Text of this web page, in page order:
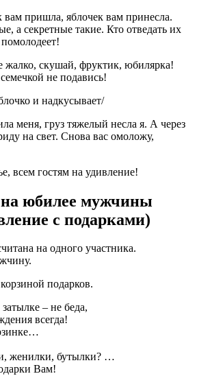
вам пришла, яблочек вам принесла.
а секретные такие. Кто отведать их
жалко, скушай, фруктик, юбилярка!
не подавись!
и надкусывает/
меня, груз тяжелый несла я. А через
на свет. Снова вас омоложу,
всем гостям на удивление!
юбилее мужчины
с подарками)
на одного участника.
подарков.
– не беда,
всегда!
женилки, бутылки? …
Вам!